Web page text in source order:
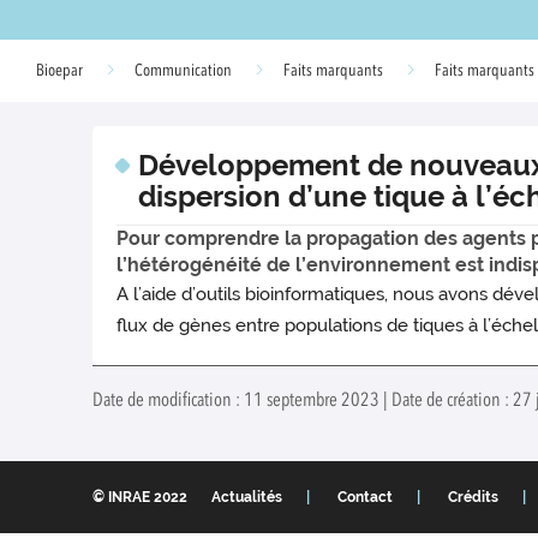
Bioepar Communication Faits marquants Faits
Développement de
dispersion d’une tique à
Pour comprendre la propagation des
l’hétérogénéité de l’environnement est
A l’aide d’outils bioinformatiques, nous avons
flux de gènes entre populations de tiques à
Date de modification : 11 septembre 2023 | Date de création :
© INRAE 2022 Actualités Contact Crédits